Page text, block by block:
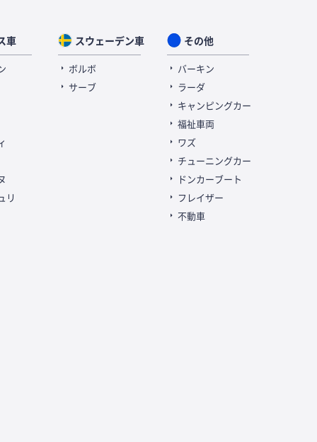
車
リ
スウェーデン車
ボルボ
サーブ
その他
バーキン
ラーダ
キャンピングカー
福祉車両
ワズ
チューニングカー
ドンカーブート
フレイザー
不動車